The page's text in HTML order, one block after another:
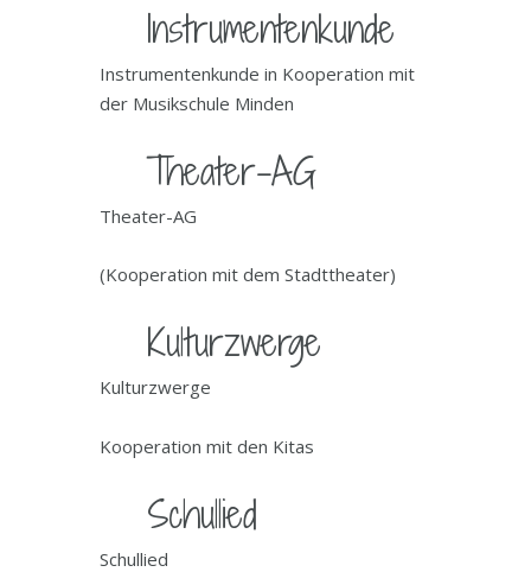
Instrumentenkunde
Instrumentenkunde in Kooperation mit
der Musikschule Minden
Theater-AG
Theater-AG
(Kooperation mit dem Stadttheater)
Kulturzwerge
Kulturzwerge
Kooperation mit den Kitas
Schullied
Schullied